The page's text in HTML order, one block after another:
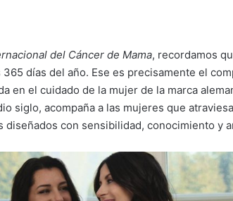
del Cáncer de Mama, recordamos
días del año. Ese es precisamente el
en el cuidado de la mujer de la marca
siglo, acompaña a las mujeres que
con sensibilidad, conocimiento y